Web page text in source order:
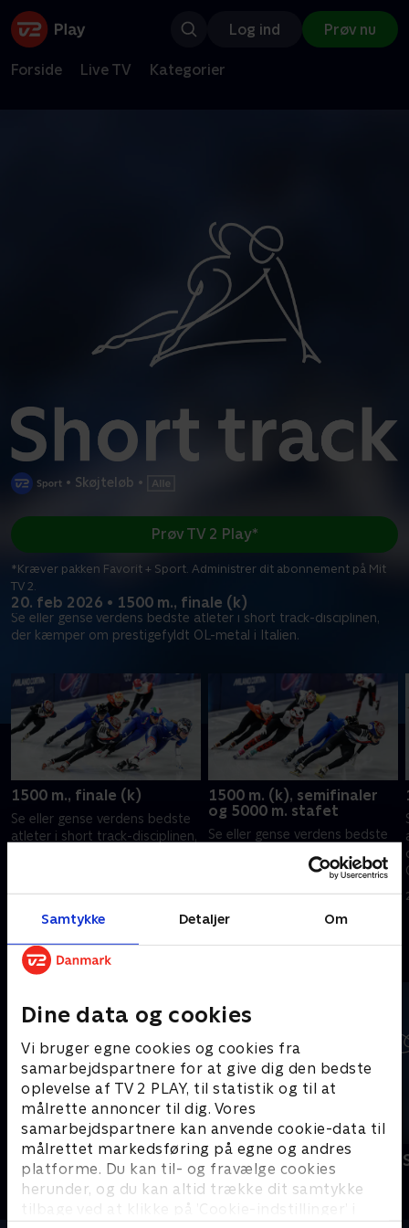
Samtykke Detaljer Om
Dine data og cookies
Vi bruger egne cookies og cookies fra
samarbejdspartnere for at give dig den bedste
oplevelse af TV 2 PLAY, til statistik og til at
målrette annoncer til dig. Vores
samarbejdspartnere kan anvende cookie-data til
målrettet markedsføring på egne og andres
platforme. Du kan til- og fravælge cookies
herunder, og du kan altid trække dit samtykke
tilbage ved at klikke på ’Cookie-indstillinger’ i
Log ind Prøv nu
Forside Live TV Kategorier
• Skøjteløb •
20. feb 2026 • 1500 m., finale (k)
Se eller gense verdens bedste atleter i short track-disciplinen,
der kæmper om prestigefyldt OL-metal i Italien.
Prøv TV 2 Play*
*Kræver pakken Favorit + Sport. Administrer dit abonnement på Mit
TV 2.
1500 m., finale (k)
Se eller gense verdens bedste
atleter i short track-disciplinen,
20. februar 2026 • 28 min
1500 m. (k), semifinaler
og 5000 m. stafet
Se eller gense verdens bedste
der kæmper om prestigefyldt
Andre så også
Vinter-OL - Kunstskøjteløb
Skøjteløb
Vinter-OL -
Skisport